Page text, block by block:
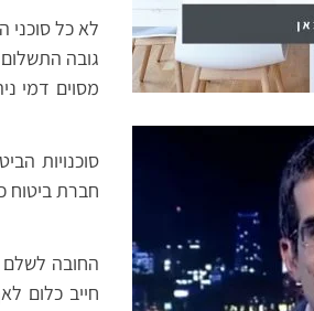
לא כל סוכני
גובה
מסוים דמי
סוכנויות
חברת ביטוח
החובה לשלם
חייב כלום